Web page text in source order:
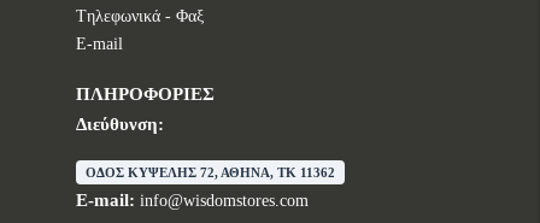
Tηλεφωνικά - Φαξ
E-mail
ΠΛΗΡΟΦΟΡΙΕΣ
Διεύθυνση:
ΟΔΟΣ ΚΥΨΕΛΗΣ 72, ΑΘΗΝΑ, TK 11362
E-mail: info@wisdomstores.com